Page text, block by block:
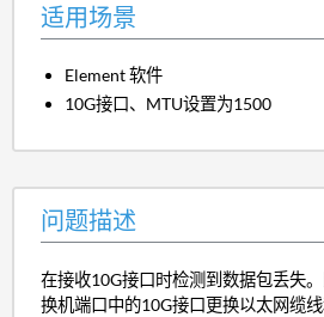
适用场景
Element 软件
10G接口、MTU设置为1500
问题描述
在接收10G接口时检测到数据包丢失
换机端口中的10G接口更换以太网缆